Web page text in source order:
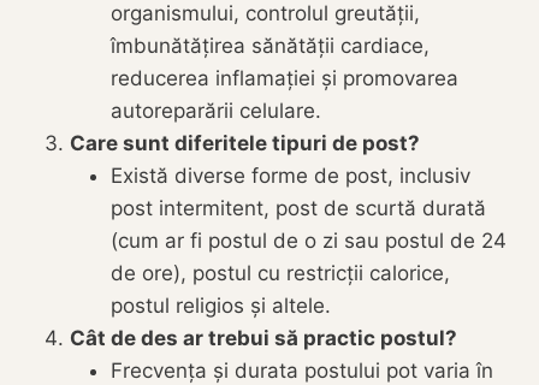
organismului, controlul greutății,
îmbunătățirea sănătății cardiace,
reducerea inflamației și promovarea
autoreparării celulare.
Care sunt diferitele tipuri de post?
Există diverse forme de post, inclusiv
post intermitent, post de scurtă durată
(cum ar fi postul de o zi sau postul de 24
de ore), postul cu restricții calorice,
postul religios și altele.
Cât de des ar trebui să practic postul?
Frecvența și durata postului pot varia în